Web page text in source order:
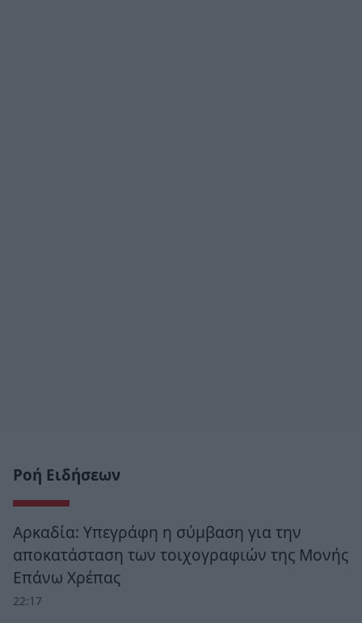
Ροή Ειδήσεων
Αρκαδία: Υπεγράφη η σύμβαση για την
αποκατάσταση των τοιχογραφιών της Μονής
Επάνω Χρέπας
22:17